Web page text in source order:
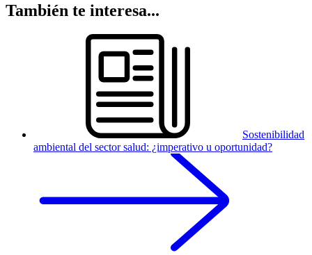
También te interesa...
Sostenibilidad
ambiental del sector salud: ¿imperativo u oportunidad?